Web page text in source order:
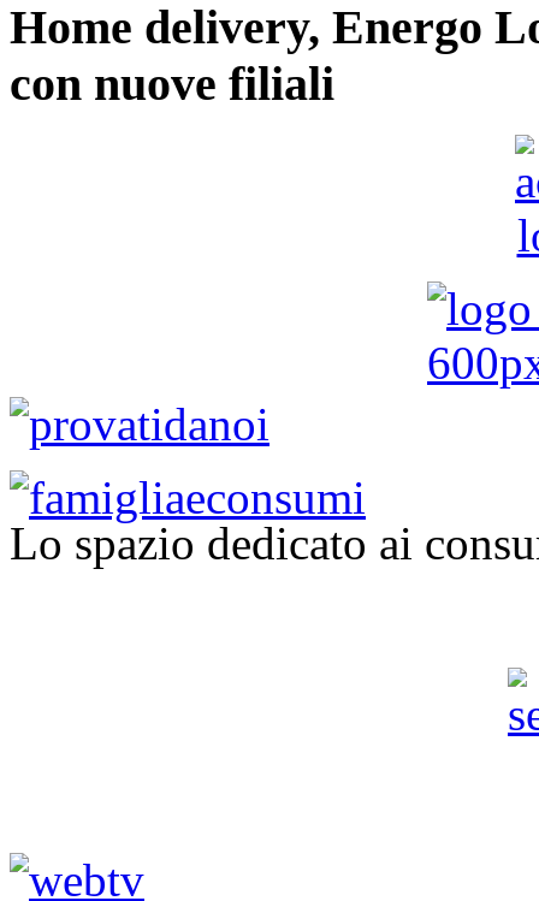
Home delivery, Energo
con nuove filiali
Lo spazio dedicato ai